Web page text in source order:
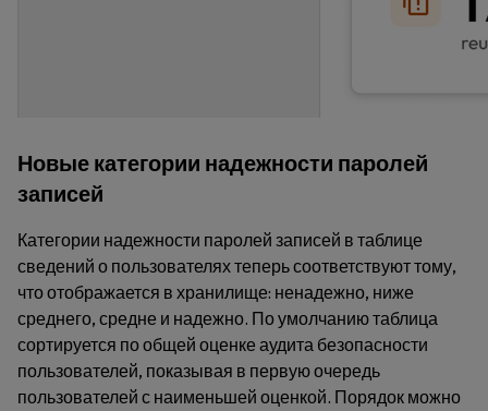
Новые категории надежности паролей
записей
Категории надежности паролей записей в таблице
сведений о пользователях теперь соответствуют тому,
что отображается в хранилище: ненадежно, ниже
среднего, средне и надежно. По умолчанию таблица
сортируется по общей оценке аудита безопасности
пользователей, показывая в первую очередь
пользователей с наименьшей оценкой. Порядок можно